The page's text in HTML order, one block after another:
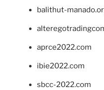
balithut-
aprce2022.com
ibie2022.com
sbcc-2022.com